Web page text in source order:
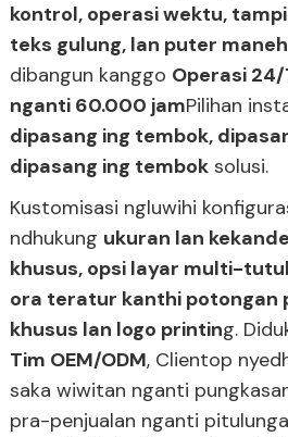
kontrol, operasi wektu,
teks gulung, lan puter
dibangun kanggo Operasi
nganti 60.000 jamPilihan
dipasang ing tembok,
dipasang ing temboksolusi.
Kustomisasi ngluwihi
ndhukung ukuran lan
khusus, opsi layar multi-
ora teratur kanthi potongan
khusus lan logo printing.
Tim OEM/ODM, Clientop
saka wiwitan nganti
pra-penjualan nganti